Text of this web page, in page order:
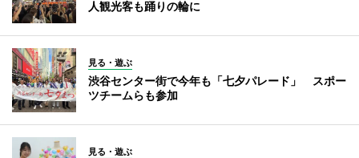
人観光客も踊りの輪に
見る・遊ぶ
渋谷センター街で今年も「七夕パレード」 スポー
ツチームらも参加
見る・遊ぶ